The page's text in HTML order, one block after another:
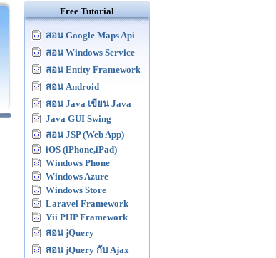
Free Tutorial
สอน Google Maps Api
สอน Windows Service
สอน Entity Framework
สอน Android
สอน Java เขียน Java
Java GUI Swing
สอน JSP (Web App)
iOS (iPhone,iPad)
Windows Phone
Windows Azure
Windows Store
Laravel Framework
Yii PHP Framework
สอน jQuery
สอน jQuery กับ Ajax